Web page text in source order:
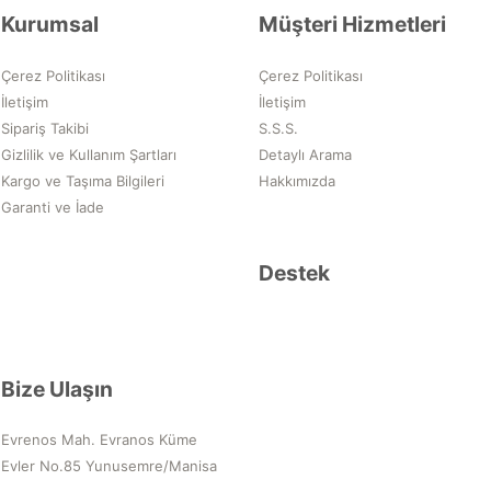
Kurumsal
Çerez Politikası
İletişim
Sipariş Takibi
Gizlilik ve Kullanım Şartları
Kargo ve Taşıma Bilgileri
Garanti ve İade
Müşteri Hizmetleri
Çerez Politikası
İletişim
S.S.S.
Detaylı Arama
Hakkımızda
Destek
Bize Ulaşın
Evrenos Mah. Evranos Küme
Evler No.85 Yunusemre/Manisa